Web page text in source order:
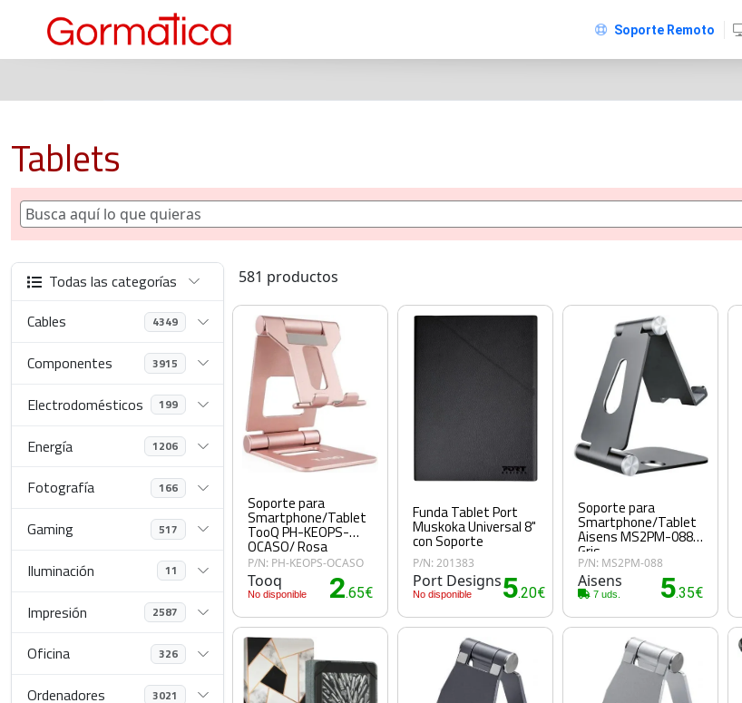
Soporte Remoto
Tablets
Todas las categorías
Cables
4349
Componentes 3915
Electrodomésticos 199
Energía 1206
Fotografía 166
Gaming 517
Iluminación 11
Impresión 2587
Oficina 326
Ordenadores 3021
581 productos
Soporte para
Smartphone/Tablet
TooQ PH-KEOPS-
OCASO/ Rosa
P/N: PH-KEOPS-OCASO
Tooq
No disponible 2.65€
Funda Tablet Port
Muskoka Universal 8"
con Soporte
P/N: 201383
Port Designs
No disponible 5.20€
Soporte para
Smartphone/Tablet
Aisens MS2PM-088/
Gris
P/N: MS2PM-088
Aisens
7 uds. 5.35€